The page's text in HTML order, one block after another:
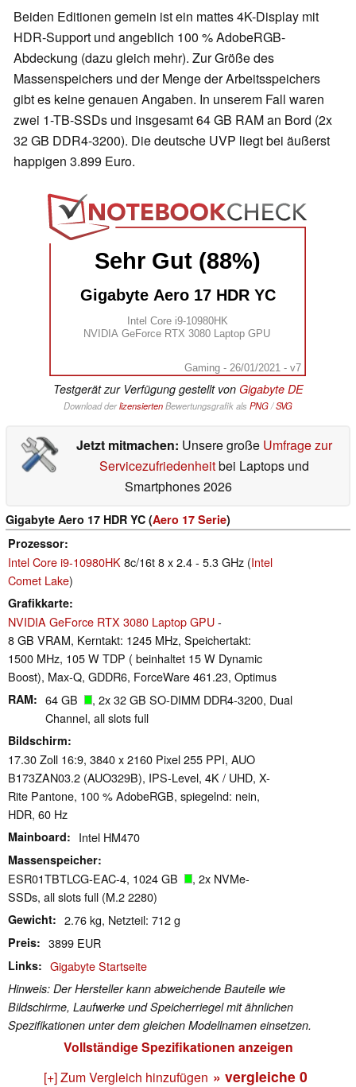
Beiden Editionen gemein ist ein mattes 4K-Display mit
HDR-Support und angeblich 100 % AdobeRGB-
Abdeckung (dazu gleich mehr). Zur Größe des
Massenspeichers und der Menge der Arbeitsspeichers
gibt es keine genauen Angaben. In unserem Fall waren
zwei 1-TB-SSDs und insgesamt 64 GB RAM an Bord (2x
32 GB DDR4-3200). Die deutsche UVP liegt bei äußerst
happigen 3.899 Euro.
Sehr Gut (88%)
Gigabyte Aero 17 HDR YC
Intel Core i9-10980HK
NVIDIA GeForce RTX 3080 Laptop GPU
Gaming - 26/01/2021 - v7
Testgerät zur Verfügung gestellt von Gigabyte DE
Download derlizensiertenBewertungsgrafik als PNG/SVG
Jetzt mitmachen: Unsere große Umfrage zur
Servicezufriedenheitbei Laptops und
Smartphones 2026
Gigabyte Aero 17 HDR YC (Aero 17 Serie)
Prozessor
Intel Core i9-10980HK 8c/16t 8 x 2.4 - 5.3 GHz (Intel
Comet Lake)
Grafikkarte
NVIDIA GeForce RTX 3080 Laptop GPU-
8 GB VRAM, Kerntakt: 1245 MHz, Speichertakt:
1500 MHz, 105 W TDP ( beinhaltet 15 W Dynamic
Boost), Max-Q, GDDR6, ForceWare 461.23, Optimus
RAM 64 GB
, 2x 32 GB SO-DIMM DDR4-3200, Dual
Channel, all slots full
Bildschirm
17.30 Zoll 16:9, 3840 x 2160 Pixel 255 PPI, AUO
B173ZAN03.2 (AUO329B), IPS-Level, 4K / UHD, X-
Rite Pantone, 100 % AdobeRGB, spiegelnd: nein,
HDR, 60 Hz
Mainboard Intel HM470
Massenspeicher
ESR01TBTLCG-EAC-4, 1024 GB
, 2x NVMe-
SSDs, all slots full (M.2 2280)
Gewicht 2.76 kg, Netzteil: 712 g
Preis 3899 EUR
Links Gigabyte Startseite
Hinweis: Der Hersteller kann abweichende Bauteile wie
Bildschirme, Laufwerke und Speicherriegel mit ähnlichen
Spezifikationen unter dem gleichen Modellnamen einsetzen.
Vollständige Spezifikationen anzeigen
[+] Zum Vergleich hinzufügen » vergleiche 0